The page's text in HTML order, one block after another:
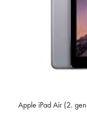
Apple iPad Air (2.